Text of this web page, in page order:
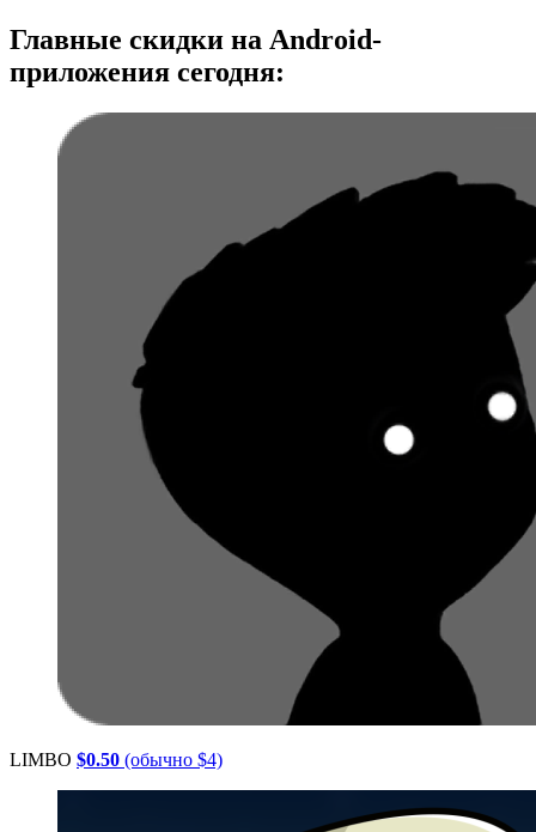
Главные скидки на Android-
приложения сегодня:
LIMBO $0.50 (обычно $4)